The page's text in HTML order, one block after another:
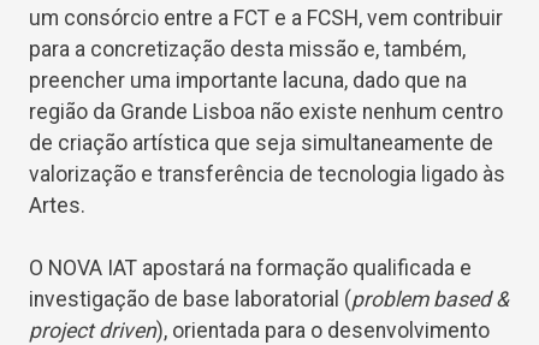
um consórcio entre a FCT e a FCSH, vem contribuir
para a concretização desta missão e, também,
preencher uma importante lacuna, dado que na
região da Grande Lisboa não existe nenhum centro
de criação artística que seja simultaneamente de
valorização e transferência de tecnologia ligado às
Artes.
O NOVA IAT apostará na formação qualificada e
investigação de base laboratorial (problem based &
project driven), orientada para o desenvolvimento